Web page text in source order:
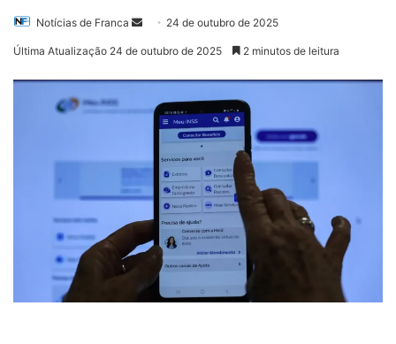
Notícias de Franca
Mande
mail
24 de outubro de 2025
Última Atualização 24 de outubro de 2025 2 minutos de leitura